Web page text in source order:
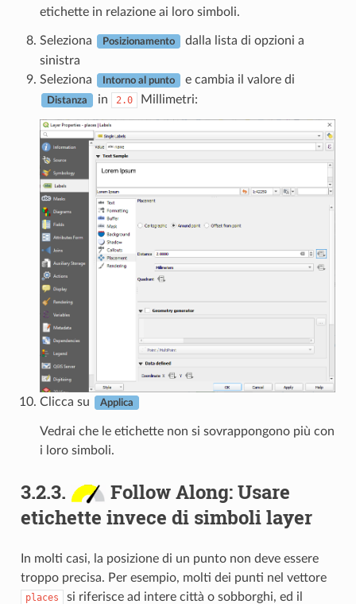
etichette in relazione ai loro simboli.
Seleziona Posizionamento
dalla lista di opzioni a
sinistra
Seleziona
Intorno al punto e cambia il valore di
Distanza in 2.0 Millimetri:
Clicca su Applica
Vedrai che le etichette non si sovrappongono più con
i loro simboli.
3.2.3.
Follow Along: Usare
etichette invece di simboli layer
In molti casi, la posizione di un punto non deve essere
troppo precisa. Per esempio, molti dei punti nel vettore
places
si riferisce ad intere città o sobborghi, ed il